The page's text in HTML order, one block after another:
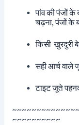
पांव की पंजों के
चढ़ना, पंजों के
किसी खुरदुरी
सही आर्च वाले
टाइट जूते
~~~~~~~~~~